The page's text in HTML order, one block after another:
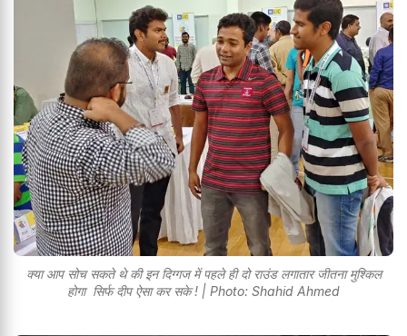
क्या आप सोच सकते थे की इन दिग्गज में पहले ही दो राउंड लगातार जीतना मुश्किल
होगा सिर्फ दीप ऐसा कर सके ! | Photo: Shahid Ahmed